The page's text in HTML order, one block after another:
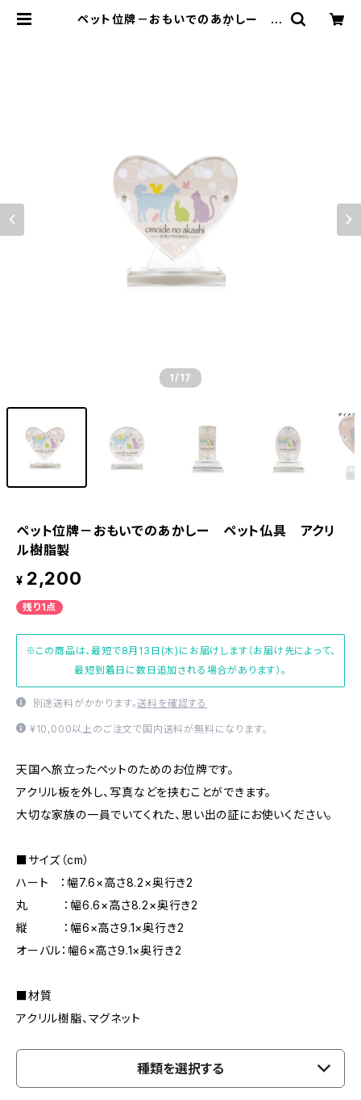
ペット位牌－おもいでのあかしー ペ
1 /17
ペット位牌－おもいでのあかしー ペット仏具 アクリ
ル樹脂製
¥ 2,200
残り1点
※この商品は、最短で8月13日(木)にお届けします（お届け先によって、
最短到着日に数日追加される場合があります）。
別途送料がかかります。送料を確認する
¥10,000以上のご注文で国内送料が無料になります。
天国へ旅立ったペットのためのお位牌です。
アクリル板を外し、写真などを挟むことができます。
大切な家族の一員でいてくれた、思い出の証にお使いください。
■サイズ（cm）
ハート ：幅7.6×高さ8.2×奥行き2
丸 ：幅6.6×高さ8.2×奥行き2
縦 ：幅6×高さ9.1×奥行き2
オーバル：幅6×高さ9.1×奥行き2
■材質
アクリル樹脂、マグネット
種類を選択する